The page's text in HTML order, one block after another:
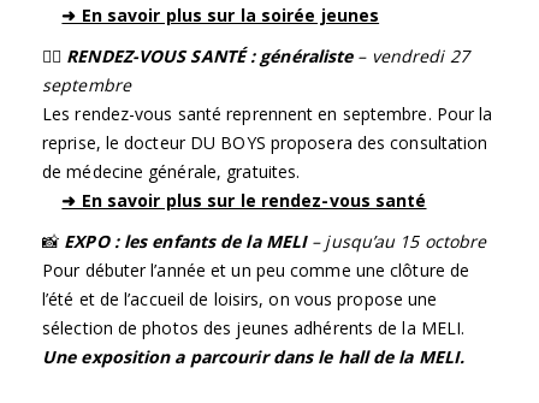
➜ En savoir plus sur la soirée jeunes
🧑‍⚕️ RENDEZ-VOUS SANTÉ : généraliste– vendredi 27
septembre
Les rendez-vous santé reprennent en septembre. Pour la
reprise, le docteur DU BOYS proposera des consultation
de médecine générale, gratuites.
➜ En savoir plus sur le rendez-vous santé
📸 EXPO : les enfants de la MELI– jusqu’au 15 octobre
Pour débuter l’année et un peu comme une clôture de
l’été et de l’accueil de loisirs, on vous propose une
sélection de photos des jeunes adhérents de la MELI.
Une exposition a parcourir dans le hall de la MELI.